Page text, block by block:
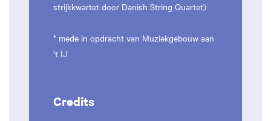
strijkkwartet door Danish String Quartet)
* mede in opdracht van Muziekgebouw aan
’t IJ
Credits